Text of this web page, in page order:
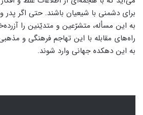
برای دشمنی با شیعیان باشند. حتی اگر پدر
به این مسأله، متشرّعین و متدیّنین را
راه‌های مقابله با این تهاجم فرهنگی و
به این دهکده جهانی وارد شوند.